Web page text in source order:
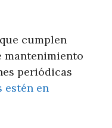
cumplen
mantenimiento
periódicas
estén en